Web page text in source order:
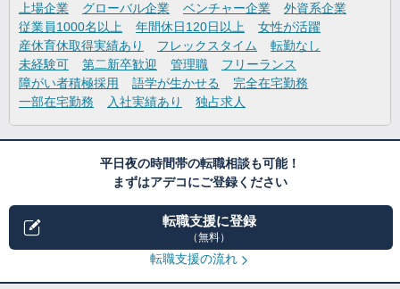
上場企業 グローバル企業 ベンチャー企業
外資系企業
従業員1000名以上
年間休日120日以上
女性が活躍
産休育休取得実績あり
フレックスタイム
転勤なし
未経験可
第二新卒歓迎 管理職
フリーランス
障がい者積極採用
語学が生かせる
完全在宅勤務
一部在宅勤務
入社実績あり 独占求人
平日夜の時間帯の転職相談も可能！
まずはアデコにご登録ください
転職支援に登録
（無料）
転職支援の流れ